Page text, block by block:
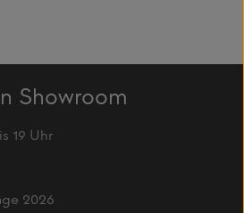
Showroom
19 Uhr
2026